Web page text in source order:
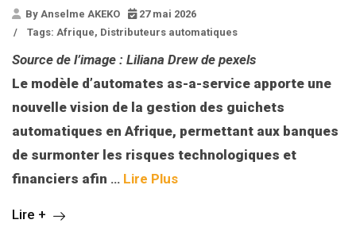
By Anselme AKEKO
27 mai 2026
/
Tags: Afrique, Distributeurs automatiques
Source de l’image : Liliana Drew de pexels
Le modèle d’automates as-a-service apporte une
nouvelle vision de la gestion des guichets
automatiques en Afrique, permettant aux banques
de surmonter les risques technologiques et
financiers afin … Lire Plus
Lire +